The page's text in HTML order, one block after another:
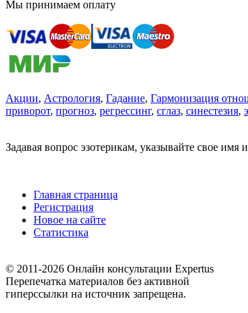
Мы принимаем оплату
Акции, Астрология, Гадание, Гармонизация
приворот, прогноз, регрессинг, сглаз, синестезия,
Задавая вопрос эзотерикам, указывайте свое
Главная страница
Регистрация
Новое на сайте
Статистика
© 2011-2026 Онлайн консультации Expertus
Перепечатка материалов без активной
гиперссылки на источник запрещена.